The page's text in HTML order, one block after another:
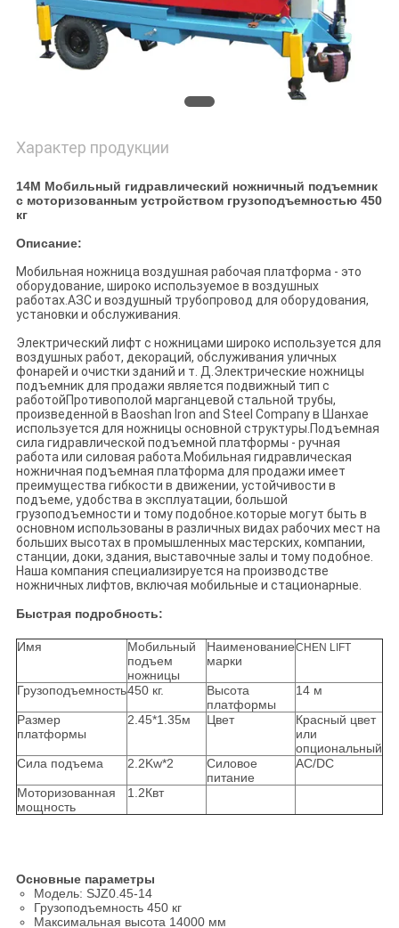
Характер продукции
14M Мобильный гидравлический ножничный подъемник
с моторизованным устройством грузоподъемностью 450
кг
Описание:
Мобильная ножница воздушная рабочая платформа - это
оборудование, широко используемое в воздушных
работах.АЗС и воздушный трубопровод для оборудования,
установки и обслуживания.
Электрический лифт с ножницами широко используется для
воздушных работ, декораций, обслуживания уличных
фонарей и очистки зданий и т. Д.Электрические ножницы
подъемник для продажи является подвижный тип с
работойПротивополой марганцевой стальной трубы,
произведенной в Baoshan Iron and Steel Company в Шанхае
используется для ножницы основной структуры.Подъемная
сила гидравлической подъемной платформы - ручная
работа или силовая работа.Мобильная гидравлическая
ножничная подъемная платформа для продажи имеет
преимущества гибкости в движении, устойчивости в
подъеме, удобства в эксплуатации, большой
грузоподъемности и тому подобное.которые могут быть в
основном использованы в различных видах рабочих мест на
больших высотах в промышленных мастерских, компании,
станции, доки, здания, выставочные залы и тому подобное.
Наша компания специализируется на производстве
ножничных лифтов, включая мобильные и стационарные.
Быстрая подробность:
Имя
Мобильный
подъем
ножницы
Наименование
марки
CHEN LIFT
Грузоподъемность450 кг.
Высота
платформы
14 м
Размер
платформы
2.45*1.35м Цвет
Красный цвет
или
опциональный
Сила подъема
2.2Kw*2
Силовое
питание
AC/DC
Моторизованная
мощность
1.2Квт
Основные параметры
Модель: SJZ0.45-14
Грузоподъемность 450 кг
Максимальная высота 14000 мм